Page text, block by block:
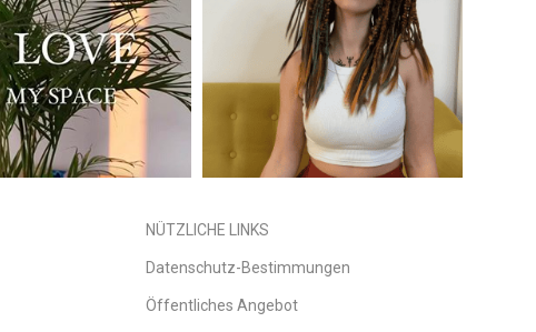
NÜTZLICHE LINKS
Datenschutz-Bestimmungen
Öffentliches Angebot